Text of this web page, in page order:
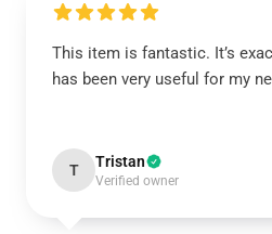
This item is fantastic. It’s
has been very useful for my
T Tristan
Verified owner